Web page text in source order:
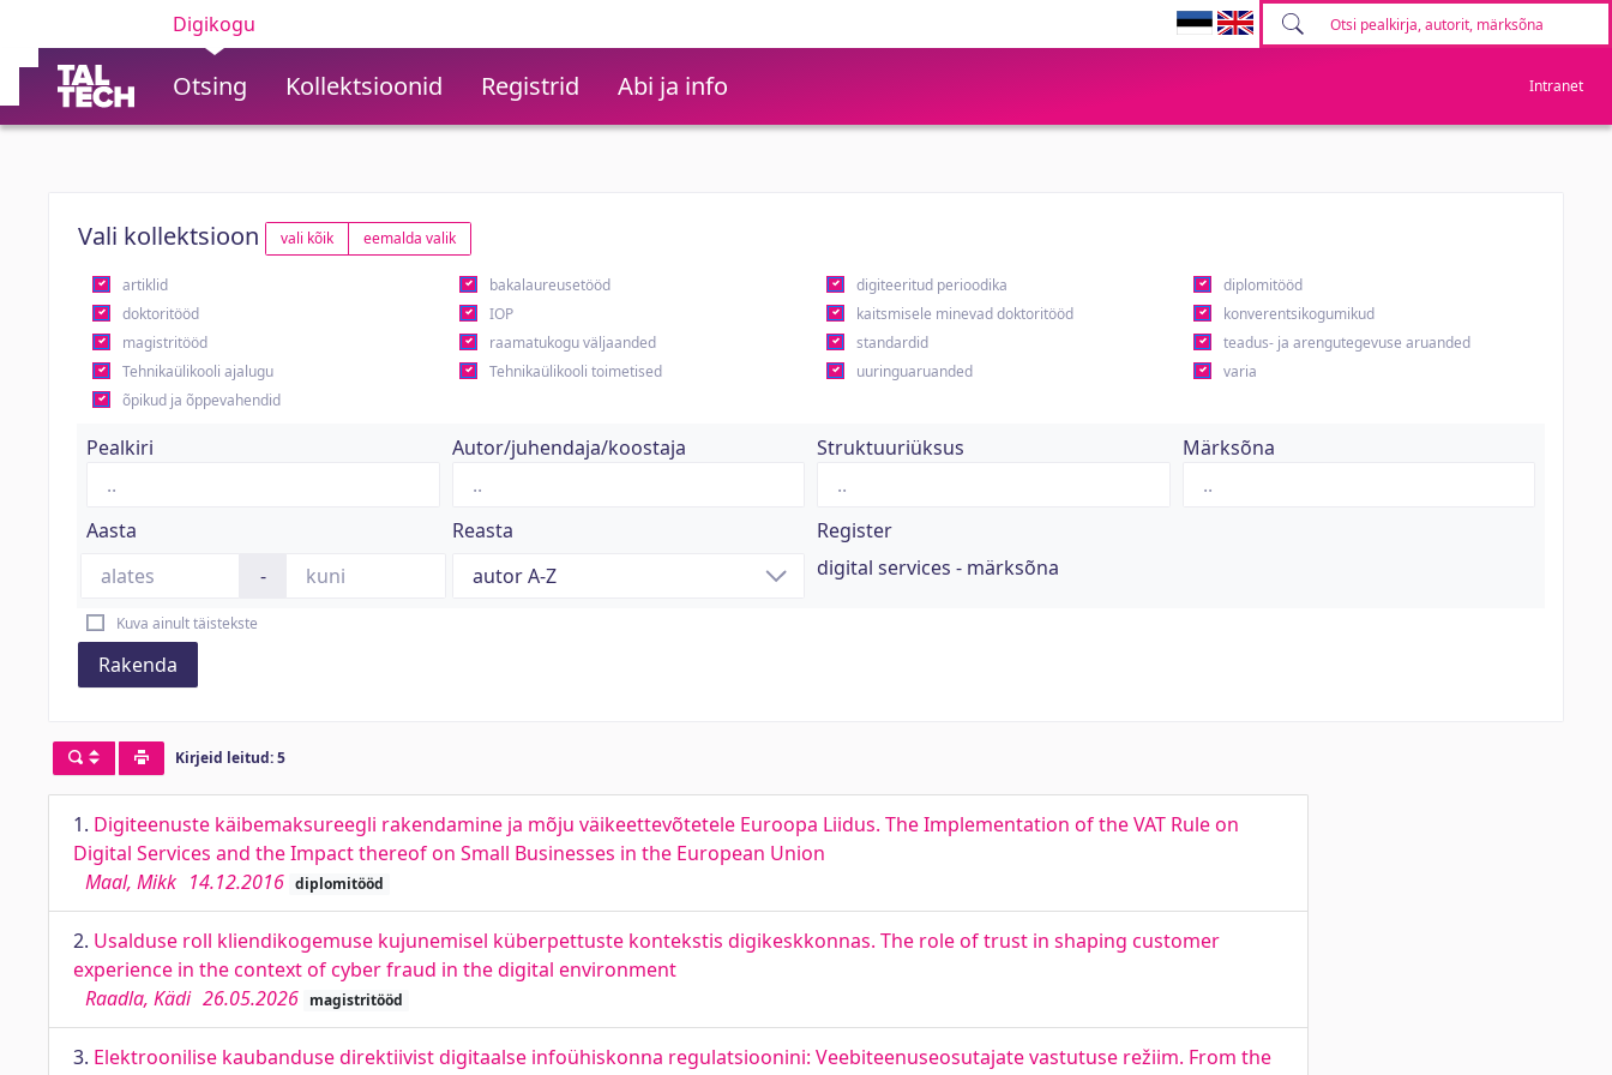
Digikogu
Otsing Kollektsioonid Registrid Abi ja info Intranet
Vali kollektsioon vali kõik eemalda valik
artiklid bakalaureusetööd digiteeritud perioodika
diplomitööd
doktoritööd
IOP kaitsmisele minevad doktoritööd
konverentsikogumikud
magistritööd
raamatukogu väljaanded standardid
teadus- ja arengutegevuse aruanded
Tehnikaülikooli ajalugu
Tehnikaülikooli toimetised uuringuaruanded
varia
õpikud ja õppevahendid
Pealkiri Autor/juhendaja/koostaja Struktuuriüksus Märksõna
Aasta
-
Reasta
Register
digital services - märksõna
Kuva ainult täistekste
Rakenda
Kirjeid leitud: 5
1. Digiteenuste käibemaksureegli rakendamine ja mõju väikeettevõtetele Euroopa Liidus. The Implementation of the VAT Rule on
Digital Services and the Impact thereof on Small Businesses in the European Union
Maal, Mikk 14.12.2016 diplomitööd
2. Usalduse roll kliendikogemuse kujunemisel küberpettuste kontekstis digikeskkonnas. The role of trust in shaping customer
experience in the context of cyber fraud in the digital environment
Raadla, Kädi 26.05.2026 magistritööd
3. Elektroonilise kaubanduse direktiivist digitaalse infoühiskonna regulatsioonini: Veebiteenuseosutajate vastutuse režiim. From the